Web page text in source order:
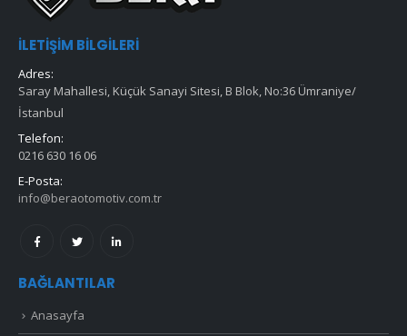
İLETIŞIM BILGILERI
Adres:
Saray Mahallesi, Küçük Sanayi Sitesi, B Blok, No:36 Ümraniye/
İstanbul
Telefon:
0216 630 16 06
E-Posta:
info@beraotomotiv.com.tr
BAĞLANTILAR
Anasayfa